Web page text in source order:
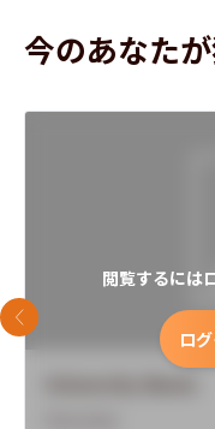
今のあなた
閲覧するには
ロ
前のスライド